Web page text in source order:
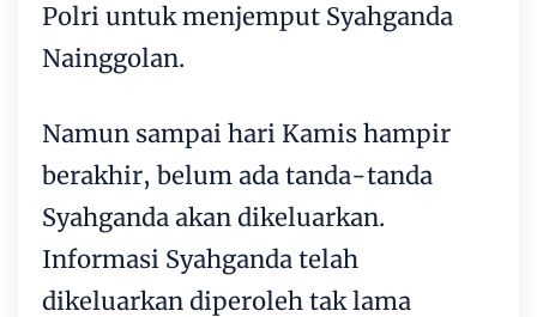
Polri untuk menjemput Syahganda
Nainggolan.
Namun sampai hari Kamis hampir
berakhir, belum ada tanda-tanda
Syahganda akan dikeluarkan.
Informasi Syahganda telah
dikeluarkan diperoleh tak lama